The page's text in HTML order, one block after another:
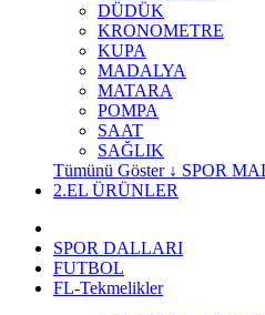
DÜDÜK
KRONOMETRE
KUPA
MADALYA
MATARA
POMPA
SAAT
SAĞLIK
Tümünü Göster ↓ SPOR
2.EL ÜRÜNLER
SPOR DALLARI
FUTBOL
FL-Tekmelikler